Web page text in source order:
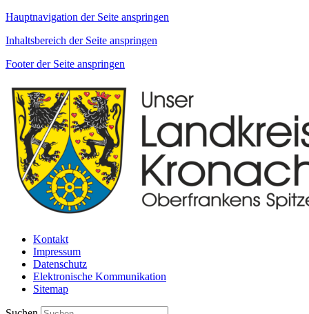
Hauptnavigation der Seite anspringen
Inhaltsbereich der Seite anspringen
Footer der Seite anspringen
Kontakt
Impressum
Datenschutz
Elektronische Kommunikation
Sitemap